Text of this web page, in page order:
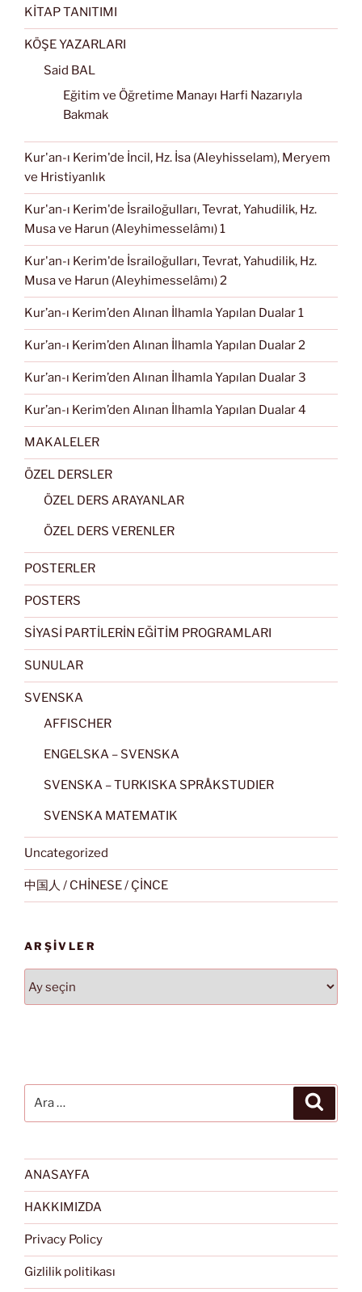
KİTAP TANITIMI
KÖŞE YAZARLARI
Said BAL
Eğitim ve Öğretime Manayı Harfi Nazarıyla
Bakmak
Kur'an-ı Kerim'de İncil, Hz. İsa (Aleyhisselam), Meryem
ve Hristiyanlık
Kur'an-ı Kerim'de İsrailoğulları, Tevrat, Yahudilik, Hz.
Musa ve Harun (Aleyhimesselâmı) 1
Kur'an-ı Kerim'de İsrailoğulları, Tevrat, Yahudilik, Hz.
Musa ve Harun (Aleyhimesselâmı) 2
Kur’an-ı Kerim’den Alınan İlhamla Yapılan Dualar 1
Kur’an-ı Kerim’den Alınan İlhamla Yapılan Dualar 2
Kur’an-ı Kerim’den Alınan İlhamla Yapılan Dualar 3
Kur’an-ı Kerim’den Alınan İlhamla Yapılan Dualar 4
MAKALELER
ÖZEL DERSLER
ÖZEL DERS ARAYANLAR
ÖZEL DERS VERENLER
POSTERLER
POSTERS
SİYASİ PARTİLERİN EĞİTİM PROGRAMLARI
SUNULAR
SVENSKA
AFFISCHER
ENGELSKA – SVENSKA
SVENSKA – TURKISKA SPRÅKSTUDIER
SVENSKA MATEMATIK
Uncategorized
中国人 / CHİNESE / ÇİNCE
ARŞIVLER
ANASAYFA
HAKKIMIZDA
Privacy Policy
Gizlilik politikası